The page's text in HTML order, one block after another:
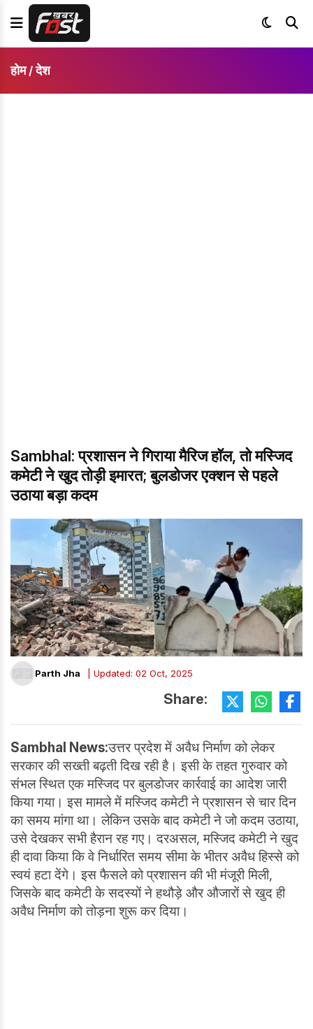
होम/ देश
Sambhal: प्रशासन ने गिराया मैरिज हॉल, तो मस्जिद
कमेटी ने खुद तोड़ी इमारत; बुलडोजर एक्शन से पहले
उठाया बड़ा कदम
Parth Jha | Updated: 02 Oct, 2025
Share:
Sambhal News:उत्तर प्रदेश में अवैध निर्माण को लेकर
सरकार की सख्ती बढ़ती दिख रही है। इसी के तहत गुरुवार को
संभल स्थित एक मस्जिद पर बुलडोजर कार्रवाई का आदेश जारी
किया गया। इस मामले में मस्जिद कमेटी ने प्रशासन से चार दिन
का समय मांगा था। लेकिन उसके बाद कमेटी ने जो कदम उठाया,
उसे देखकर सभी हैरान रह गए। दरअसल, मस्जिद कमेटी ने खुद
ही दावा किया कि वे निर्धारित समय सीमा के भीतर अवैध हिस्से को
स्वयं हटा देंगे। इस फैसले को प्रशासन की भी मंजूरी मिली,
जिसके बाद कमेटी के सदस्यों ने हथौड़े और औजारों से खुद ही
अवैध निर्माण को तोड़ना शुरू कर दिया।